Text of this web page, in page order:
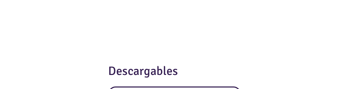
Descargables